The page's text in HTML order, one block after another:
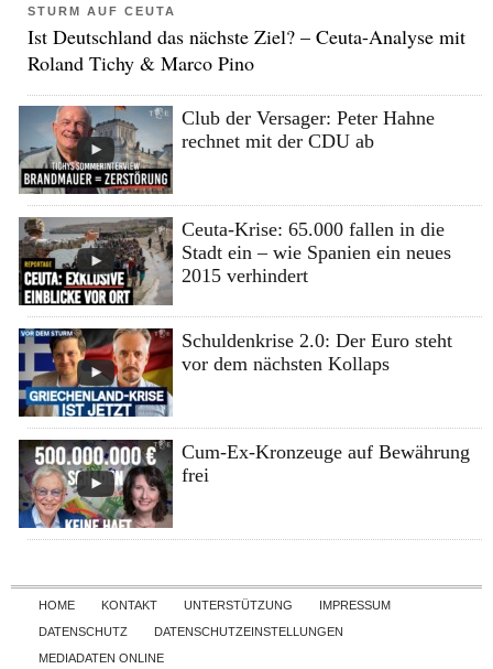
STURM AUF CEUTA
Ist Deutschland das nächste Ziel? – Ceuta-Analyse mit
Roland Tichy & Marco Pino
Club der Versager: Peter Hahne
rechnet mit der CDU ab
Ceuta-Krise: 65.000 fallen in die
Stadt ein – wie Spanien ein neues
2015 verhindert
Schuldenkrise 2.0: Der Euro steht
vor dem nächsten Kollaps
Cum-Ex-Kronzeuge auf Bewährung
frei
Skip to content
HOME KONTAKT UNTERSTÜTZUNG
IMPRESSUM
DATENSCHUTZ
DATENSCHUTZEINSTELLUNGEN
MEDIADATEN ONLINE